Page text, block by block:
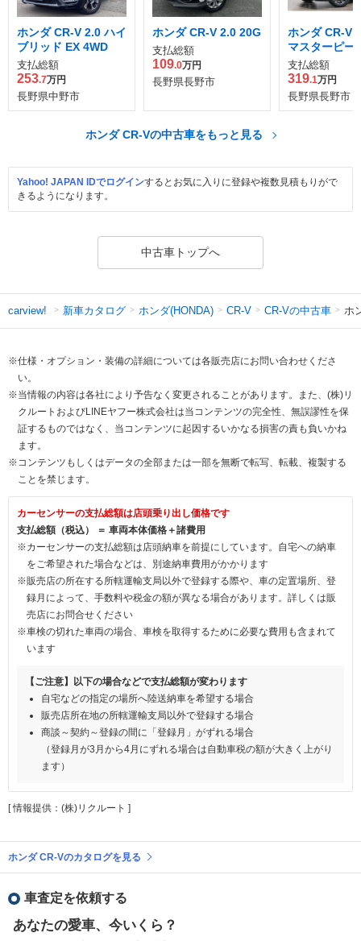
ホンダ CR-V 2.0 ハイ
ブリッド EX 4WD
支払総額
253.7万円
長野県中野市
ホンダ CR-V 2.0 20G
支払総額
109.0万円
長野県長野市
ホンダ CR-V
マスターピー
支払総額
319.1万円
長野県長野市
ホンダ CR-Vの中古車をもっと見る
Yahoo! JAPAN IDでログインするとお気に入りに登録や複数見積もりがで
きるようになります。
中古車トップへ
carview! 新車カタログ ホンダ(HONDA) CR-V CR-Vの中古車 ホ
※仕様・オプション・装備の詳細については各販売店にお問い合わせくださ
い。
※当情報の内容は各社により予告なく変更されることがあります。また、(株)リ
クルートおよびLINEヤフー株式会社は当コンテンツの完全性、無誤謬性を保
証するものではなく、当コンテンツに起因するいかなる損害の責も負いかね
ます。
※コンテンツもしくはデータの全部または一部を無断で転写、転載、複製する
ことを禁じます。
カーセンサーの支払総額は店頭乗り出し価格です
支払総額（税込） ＝ 車両本体価格＋諸費用
※カーセンサーの支払総額は店頭納車を前提にしています。自宅への納車
をご希望された場合などは、別途納車費用がかかります
※販売店の所在する所轄運輸支局以外で登録する際や、車の定置場所、登
録月によって、手数料や税金の額が異なる場合があります。詳しくは販
売店にお問合せください
※車検の切れた車両の場合、車検を取得するために必要な費用も含まれて
います
【ご注意】以下の場合などで支払総額が変わります
自宅などの指定の場所へ陸送納車を希望する場合
販売店所在地の所轄運輸支局以外で登録する場合
商談～契約～登録の間に「登録月」がずれる場合
（登録月が3月から4月にずれる場合は自動車税の額が大きく上がり
ます）
[ 情報提供：(株)リクルート ]
ホンダ CR-Vのカタログを見る
車査定を依頼する
あなたの愛車、今いくら？